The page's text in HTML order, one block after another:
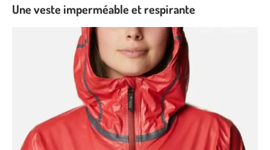
Une veste imperméable et respirante